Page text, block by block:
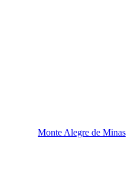
Monte Alegre de Minas